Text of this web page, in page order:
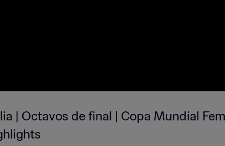
| Octavos de final | Copa Mundial